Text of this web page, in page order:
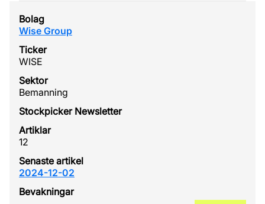
Wise Group
WISE
Bemanning
12
2024-12-02